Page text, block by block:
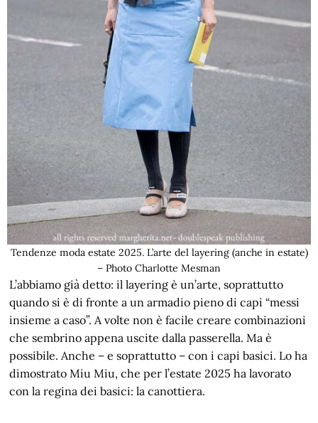
Tendenze moda estate 2025. L’arte del layering (anche in estate)
– Photo Charlotte Mesman
L’abbiamo già detto: il layering è un’arte, soprattutto
quando si è di fronte a un armadio pieno di capi “messi
insieme a caso”. A volte non è facile creare combinazioni
che sembrino appena uscite dalla passerella. Ma è
possibile. Anche – e soprattutto – con i capi basici. Lo ha
dimostrato Miu Miu, che per l’estate 2025 ha lavorato
con la regina dei basici: la canottiera.